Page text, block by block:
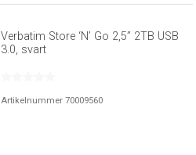
Verbatim Store ‘N’ Go 2,5” 2TB USB
3.0, svart
Artikelnummer 70009560